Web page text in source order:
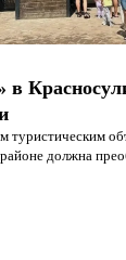
туристическим
должна